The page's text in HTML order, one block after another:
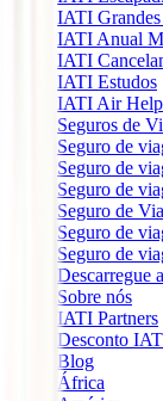
IATI
IATI Anual
IATI
IATI Estudos
IATI Air Help
Seguros de
Seguro de
Seguro de
Seguro de
Seguro de
Seguro de
Seguro de
Descarregue
Sobre nós
IATI Partners
Desconto
Blog
África